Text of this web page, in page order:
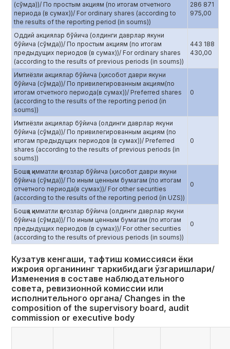
(сўмда))/ По простым акциям (по итогам отчетного
периода (в сумах))/ For ordinary shares (according to
the results of the reporting period (in soums))
286 871
975,00
Оддий акциялар бўйича (олдинги даврлар якуни
бўйича (сўмда))/ По простым акциям (по итогам
предыдущих периодов (в сумах))/ For ordinary shares
(according to the results of previous periods (in soums))
443 188
430,00
Имтиёзли акциялар бўйича (ҳисобот даври якуни
бўйича (сўмда))/ По привилегированным акциям(по
итогам отчетного периода(в сумах))/ Preferred shares
(according to the results of the reporting period (in
soums))
0
Имтиёзли акциялар бўйича (олдинги даврлар якуни
бўйича (сўмда))/ По привилегированным акциям (по
итогам предыдущих периодов (в сумах))/ Preferred
shares (according to the results of previous periods (in
soums))
0
Бошқа қимматли қоғозлар бўйича (ҳисобот даври якуни
бўйича (сўмда))/ По иным ценным бумагам (по итогам
отчетного периода(в сумах))/ For other securities
(according to the results of the reporting period (in UZS))
0
Бошқа қимматли қоғозлар бўйича (олдинги даврлар якуни
бўйича (сўмда))/ По иным ценным бумагам (по итогам
предыдущих периодов (в сумах))/ For other securities
(according to the results of previous periods (in soums))
0
Кузатув кенгаши, тафтиш комиссияси ёки
ижроия органининг таркибидаги ўзгаришлари/
Изменения в составе наблюдательного
совета, ревизионной комиссии или
исполнительного органа/ Сhanges in the
composition of the supervisory board, audit
commission or executive body